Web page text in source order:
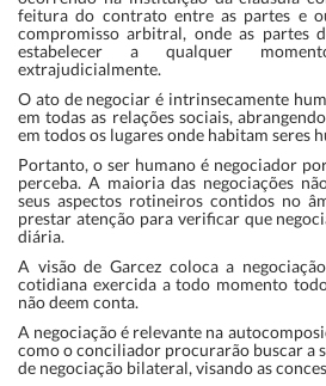
feitura do contrato entre as partes e
compromisso arbitral, onde as partes
estabelecer a qualquer
extrajudicialmente.
O ato de negociar é intrinsecamente
em todas as relações sociais,
em todos os lugares onde habitam seres
Portanto, o ser humano é negociador
perceba. A maioria das negociações
seus aspectos rotineiros contidos no
prestar atenção para verificar que
diária.
A visão de Garcez coloca a
cotidiana exercida a todo momento
não deem conta.
A negociação é relevante na
como o conciliador procurarão buscar a
de negociação bilateral, visando as